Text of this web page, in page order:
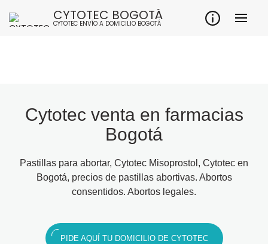
CYTOTEC BOGOTÁ
CYTOTEC ENVÍO A DOMICILIO BOGOTÁ
Cytotec venta en farmacias
Bogotá
Pastillas para abortar, Cytotec Misoprostol, Cytotec en
Bogotá, precios de pastillas abortivas. Abortos
consentidos. Abortos legales.
PIDE AQUÍ TU DOMICILIO DE CYTOTEC